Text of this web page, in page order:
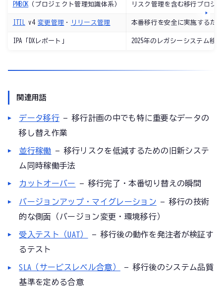
PMBOK （プロジェクト管理知識体系） リスク管理を含む移行プロジ
v4変更管理 ・ リリース管理 本番移行を安全に実施するた
IPA「DXレポート」 2025年のレガシーシステム移
関連用語
データ移行 — 移行計画の中でも特に重要なデータの
移し替え作業
並行稼働 — 移行リスクを低減するための旧新システ
ム同時稼働手法
カットオーバー — 移行完了・本番切り替えの瞬間
バージョンアップ・マイグレーション — 移行の技術
的な側面（バージョン変更・環境移行）
受入テスト（UAT）
— 移行後の動作を発注者が検証す
るテスト
SLA（サービスレベル合意）
— 移行後のシステム品質
基準を定める合意